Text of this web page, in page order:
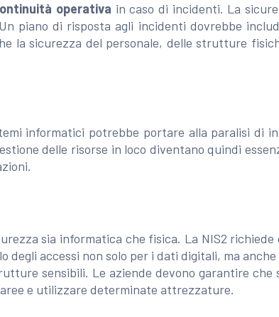
operativa in caso di incidenti. La
piano di risposta agli incidenti dovrebbe
la sicurezza del personale, delle strutture
informatici potrebbe portare alla paralisi di
delle risorse in loco diventano quindi
sia informatica che fisica. La NIS2 richiede
accessi non solo per i dati digitali, ma
sensibili. Le aziende devono garantire che
e utilizzare determinate attrezzature.